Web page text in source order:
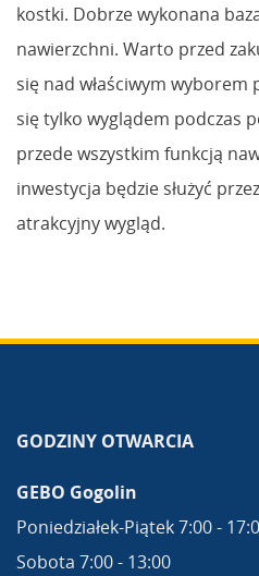
kostki. Dobrze wykonana
nawierzchni. Warto przed
się nad właściwym
się tylko wyglądem podczas
przede wszystkim funkcją
inwestycja będzie służyć
atrakcyjny wygląd.
GODZINY OTWARCIA
GEBO Gogolin
Poniedziałek-Piątek 7:00 -
Sobota 7:00 - 13:00